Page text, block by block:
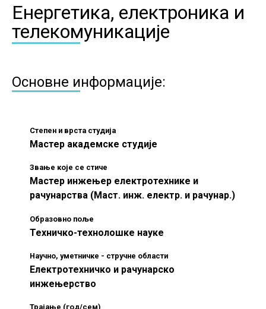
Енергетика, електроника и
телекомуникације
Основне информације:
Степен и врста студија
Мастер академске студије
Звање које се стиче
Мастер инжењер електротехнике и
рачунарства (Маст. инж. електр. и рачунар.)
Образовно поље
Техничко-технолошке науке
Научно, уметничке - стручне области
Електротехничко и рачунарско
инжењерство
Трајање (год/сем)